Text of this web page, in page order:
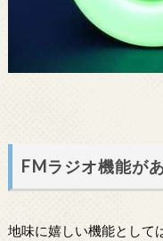
FMラジオ機能が
地味に嬉しい機能として